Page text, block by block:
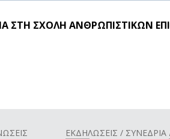
ΣΤΗ ΣΧΟΛΗ ΑΝΘΡΩΠΙΣΤΙΚΩΝ
ΕΚΔΗΛΩΣΕΙΣ / ΣΥΝΕΔΡΙΑ